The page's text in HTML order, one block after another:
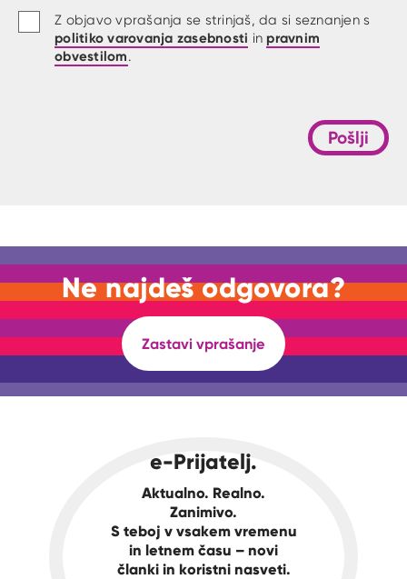
Z objavo vprašanja se strinjaš, da si seznanjen s
politiko varovanja zasebnosti in pravnim
obvestilom.
Pošlji
Ne najdeš odgovora?
Zastavi vprašanje
e-Prijatelj.
Aktualno. Realno.
Zanimivo.
S teboj v vsakem vremenu
in letnem času – novi
članki in koristni nasveti.